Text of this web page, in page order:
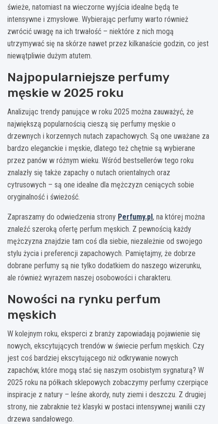
świeże, natomiast na wieczorne wyjścia idealne będą te
intensywne i zmysłowe. Wybierając perfumy warto również
zwrócić uwagę na ich trwałość – niektóre z nich mogą
utrzymywać się na skórze nawet przez kilkanaście godzin, co jest
niewątpliwie dużym atutem.
Najpopularniejsze perfumy
męskie w 2025 roku
Analizując trendy panujące w roku 2025 można zauważyć, że
największą popularnością cieszą się perfumy męskie o
drzewnych i korzennych nutach zapachowych. Są one uważane za
bardzo eleganckie i męskie, dlatego też chętnie są wybierane
przez panów w różnym wieku. Wśród bestsellerów tego roku
znalazły się także zapachy o nutach orientalnych oraz
cytrusowych – są one idealne dla mężczyzn ceniących sobie
oryginalność i świeżość.
Zapraszamy do odwiedzenia strony Perfumy.pl, na której można
znaleźć szeroką ofertę perfum męskich. Z pewnością każdy
mężczyzna znajdzie tam coś dla siebie, niezależnie od swojego
stylu życia i preferencji zapachowych. Pamiętajmy, że dobrze
dobrane perfumy są nie tylko dodatkiem do naszego wizerunku,
ale również wyrazem naszej osobowości i charakteru.
Nowości na rynku perfum
męskich
W kolejnym roku, eksperci z branży zapowiadają pojawienie się
nowych, ekscytujących trendów w świecie perfum męskich. Czy
jest coś bardziej ekscytującego niż odkrywanie nowych
zapachów, które mogą stać się naszym osobistym sygnaturą? W
2025 roku na półkach sklepowych zobaczymy perfumy czerpiące
inspiracje z natury – leśne akordy, nuty ziemi i deszczu. Z drugiej
strony, nie zabraknie też klasyki w postaci intensywnej wanilii czy
drzewa sandałowego.